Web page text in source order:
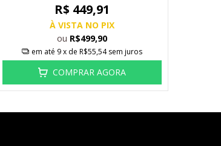
R$ 449,91
À VISTA NO PIX
ou R$499,90
em até 9x de R$55,54 sem juros
COMPRAR AGORA